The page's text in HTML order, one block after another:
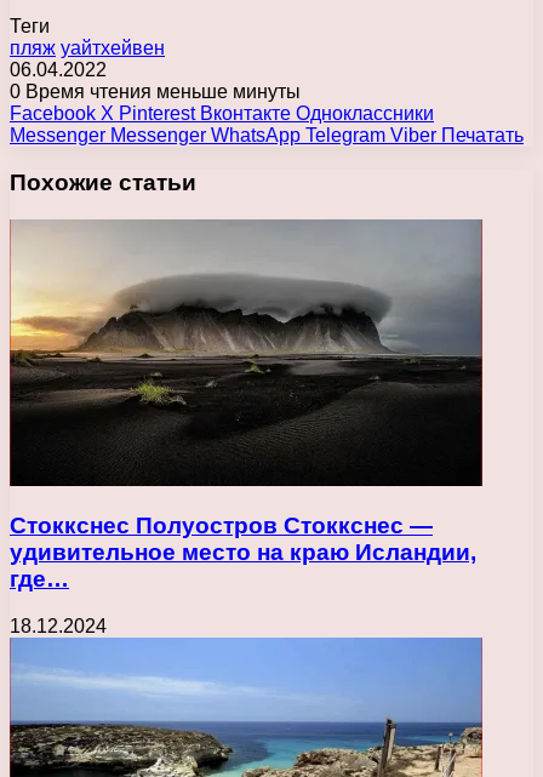
Теги
пляж уайтхейвен
06.04.2022
0 Время чтения меньше минуты
Facebook X Pinterest Вконтакте Одноклассники
Messenger Messenger WhatsApp Telegram Viber Печатать
Похожие статьи
Стоккснес Полуостров Стоккснес —
удивительное место на краю Исландии,
где…
18.12.2024